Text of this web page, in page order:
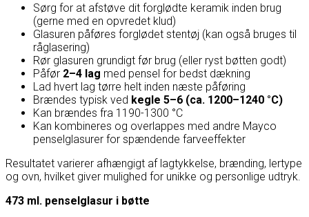
Sørg for at afstøve dit forglødte keramik inden brug
(gerne med en opvredet klud)
Glasuren påføres forglødet stentøj (kan også bruges til
råglasering)
Rør glasuren grundigt før brug (eller ryst bøtten godt)
Påfør 2–4 lag med pensel for bedst dækning
Lad hvert lag tørre helt inden næste påføring
Brændes typisk ved kegle 5–6 (ca. 1200–1240 °C)
Kan brændes fra 1190-1300 °C
Kan kombineres og overlappes med andre Mayco
penselglasurer for spændende farveeffekter
Resultatet varierer afhængigt af lagtykkelse, brænding, lertype
og ovn, hvilket giver mulighed for unikke og personlige udtryk.
473 ml. penselglasur i bøtte